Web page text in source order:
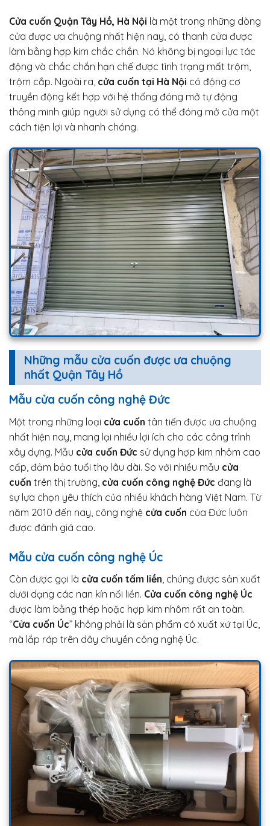
Cửa cuốn Quận Tây Hồ, Hà Nội là một trong những dòng
cửa được ưa chuộng nhất hiện nay, có thanh cửa được
làm bằng hợp kim chắc chắn. Nó không bị ngoại lực tác
động và chắc chắn hạn chế được tình trạng mất trộm,
trộm cắp. Ngoài ra, cửa cuốn tại Hà Nội có động cơ
truyền động kết hợp với hệ thống đóng mở tự động
thông minh giúp người sử dụng có thể đóng mở cửa một
cách tiện lợi và nhanh chóng.
Những mẫu cửa cuốn được ưa chuộng
nhất Quận Tây Hồ
Mẫu cửa cuốn công nghệ Đức
Một trong những loại cửa cuốn tân tiến được ưa chuộng
nhất hiện nay, mang lại nhiều lợi ích cho các công trình
xây dựng. Mẫu cửa cuốn Đức sử dụng hợp kim nhôm cao
cấp, đảm bảo tuổi thọ lâu dài. So với nhiều mẫu cửa
cuốn trên thị trường, cửa cuốn công nghệ Đức đang là
sự lựa chọn yêu thích của nhiều khách hàng Việt Nam. Từ
năm 2010 đến nay, công nghệ cửa cuốn của Đức luôn
được đánh giá cao.
Mẫu cửa cuốn công nghệ Úc
Còn được gọi là cửa cuốn tấm liền, chúng được sản xuất
dưới dạng các nan kín nối liền. Cửa cuốn công nghệ Úc
được làm bằng thép hoặc hợp kim nhôm rất an toàn.
“Cửa cuốn Úc” không phải là sản phẩm có xuất xứ tại Úc,
mà lắp ráp trên dây chuyền công nghệ Úc.